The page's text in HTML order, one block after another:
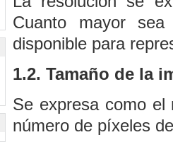
Cuanto mayor
disponible para
1.2. Tamaño de la
Se expresa como
número de píxeles